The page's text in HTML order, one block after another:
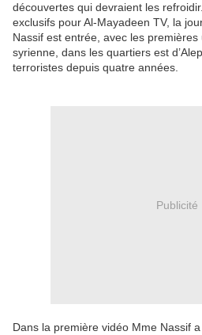
découvertes qui devraient les
exclusifs pour Al-Mayadeen TV, la
Nassif est entrée, avec les premières
syrienne, dans les quartiers est
terroristes depuis quatre années.
Publicité
Dans la première vidéo Mme Nassif